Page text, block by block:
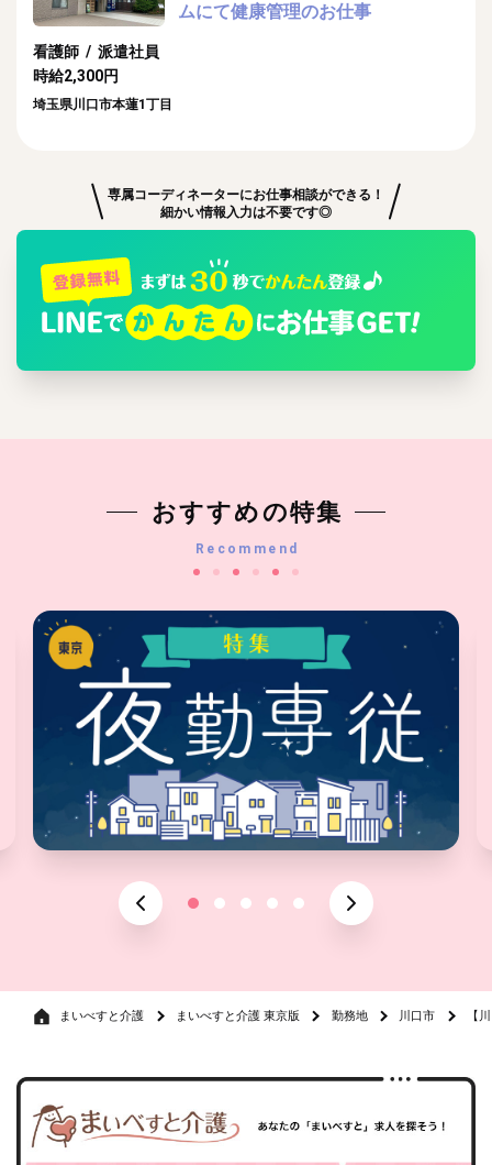
ムにて健康管理のお仕事
看護師 / 派遣社員
時給2,300円
埼玉県川口市本蓮1丁目
専属コーディネーターにお仕事相談ができる！
細かい情報入力は不要です◎
おすすめの特集
Recommend
まいべすと介護 まいべすと介護 東京版 勤務地 川口市 【